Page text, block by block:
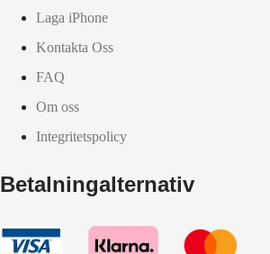
Laga iPhone
Kontakta Oss
FAQ
Om oss
Integritetspolicy
Betalningalternativ